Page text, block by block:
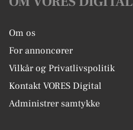
Om os
For annoncører
Vilkår og Privatlivspolitik
Kontakt VORES Digital
Administrer samtykke